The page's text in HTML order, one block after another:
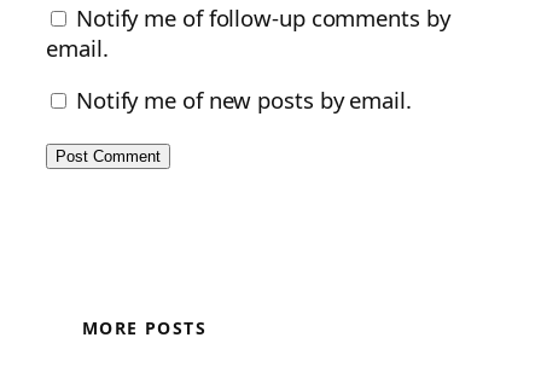
Notify me of follow-up comments by
email.
Notify me of new posts by email.
MORE POSTS